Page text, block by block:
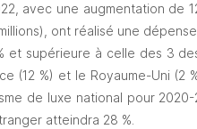
avec une augmentation de
ont réalisé une
et supérieure à celle des 3
(12 %) et le Royaume-Uni
de luxe national pour
atteindra 28 %.